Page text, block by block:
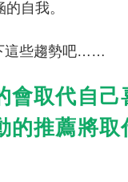
的自我。
這些趨勢吧……
會取代自己
的推薦將取